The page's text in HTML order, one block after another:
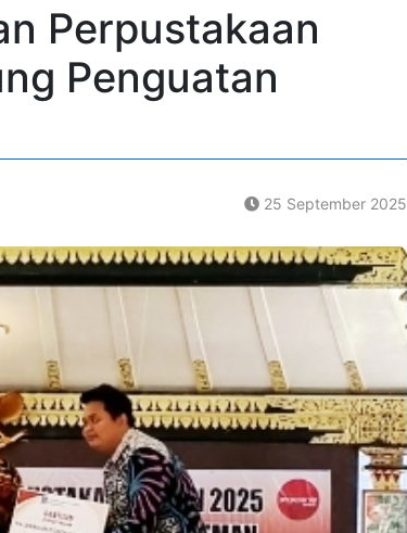
Perpustakaan
Penguatan
25 September 2025